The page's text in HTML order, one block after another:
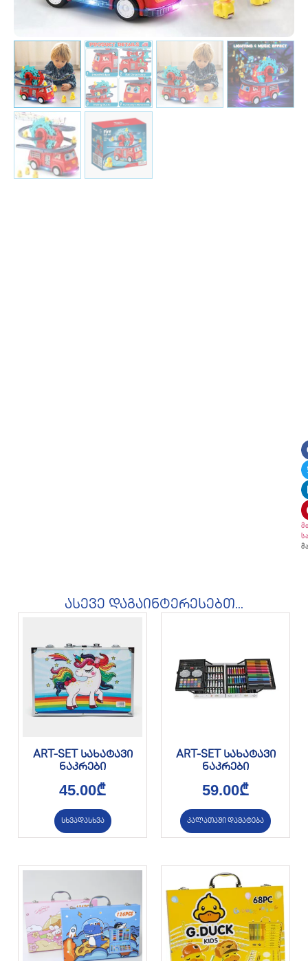
ასევე დაგაინტერესებთ...
ART-SET სახატავი
ნაკრები
45.00₾
სხვადასხვა
ART-SET სახატავი
ნაკრები
59.00₾
კალათაში დამატება